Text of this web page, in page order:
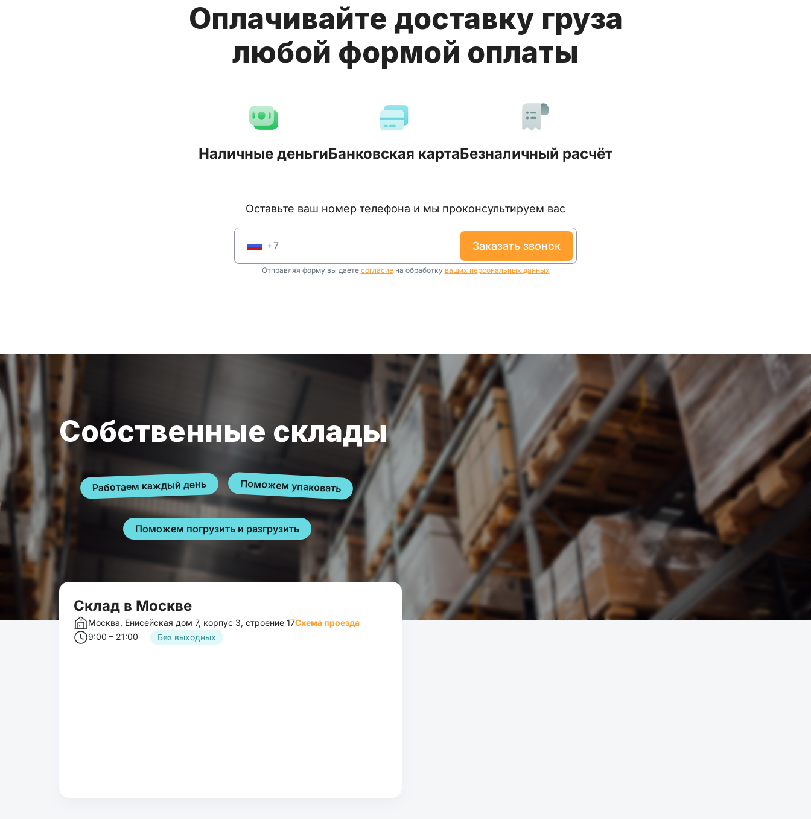
Оплачивайте доставку груза
любой формой оплаты
Наличные деньгиБанковская картаБезналичный расчёт
Оставьте ваш номер телефона и мы проконсультируем вас
+7 заказать звонок
Отправляя форму вы даете согласиена обработку ваших персональных данных
Собственные склады
Работаем каждый день Поможем упаковать
Поможем погрузить и разгрузить
Cклад в Москве
Москва, Енисейская дом 7, корпус 3, строение 17Схема проезда
9:00 – 21:00
Без выходных